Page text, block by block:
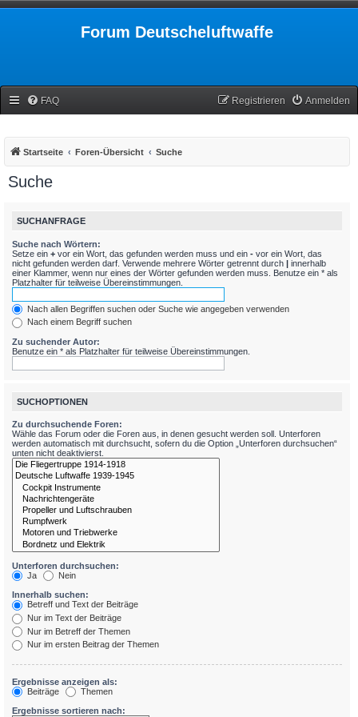
Forum Deutscheluftwaffe
FAQ Anmelden
Registrieren
Startseite Foren-Übersicht Suche
Suche
SUCHANFRAGE
Suche nach Wörtern:
Setze ein + vor ein Wort, das gefunden werden muss und ein - vor ein Wort, das
nicht gefunden werden darf. Verwende mehrere Wörter getrennt durch | innerhalb
einer Klammer, wenn nur eines der Wörter gefunden werden muss. Benutze ein * als
Platzhalter für teilweise Übereinstimmungen.
Nach allen Begriffen suchen oder Suche wie angegeben verwenden
Nach einem Begriff suchen
Zu suchender Autor:
Benutze ein * als Platzhalter für teilweise Übereinstimmungen.
SUCHOPTIONEN
Zu durchsuchende Foren:
Wähle das Forum oder die Foren aus, in denen gesucht werden soll. Unterforen
werden automatisch mit durchsucht, sofern du die Option „Unterforen durchsuchen“
unten nicht deaktivierst.
Unterforen durchsuchen:
Ja
Nein
Innerhalb suchen:
Betreff und Text der Beiträge
Nur im Text der Beiträge
Nur im Betreff der Themen
Nur im ersten Beitrag der Themen
Ergebnisse anzeigen als:
Beiträge
Themen
Ergebnisse sortieren nach: